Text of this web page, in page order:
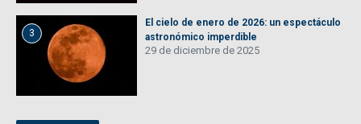
3
El cielo de enero de 2026: un espectáculo
astronómico imperdible
29 de diciembre de 2025